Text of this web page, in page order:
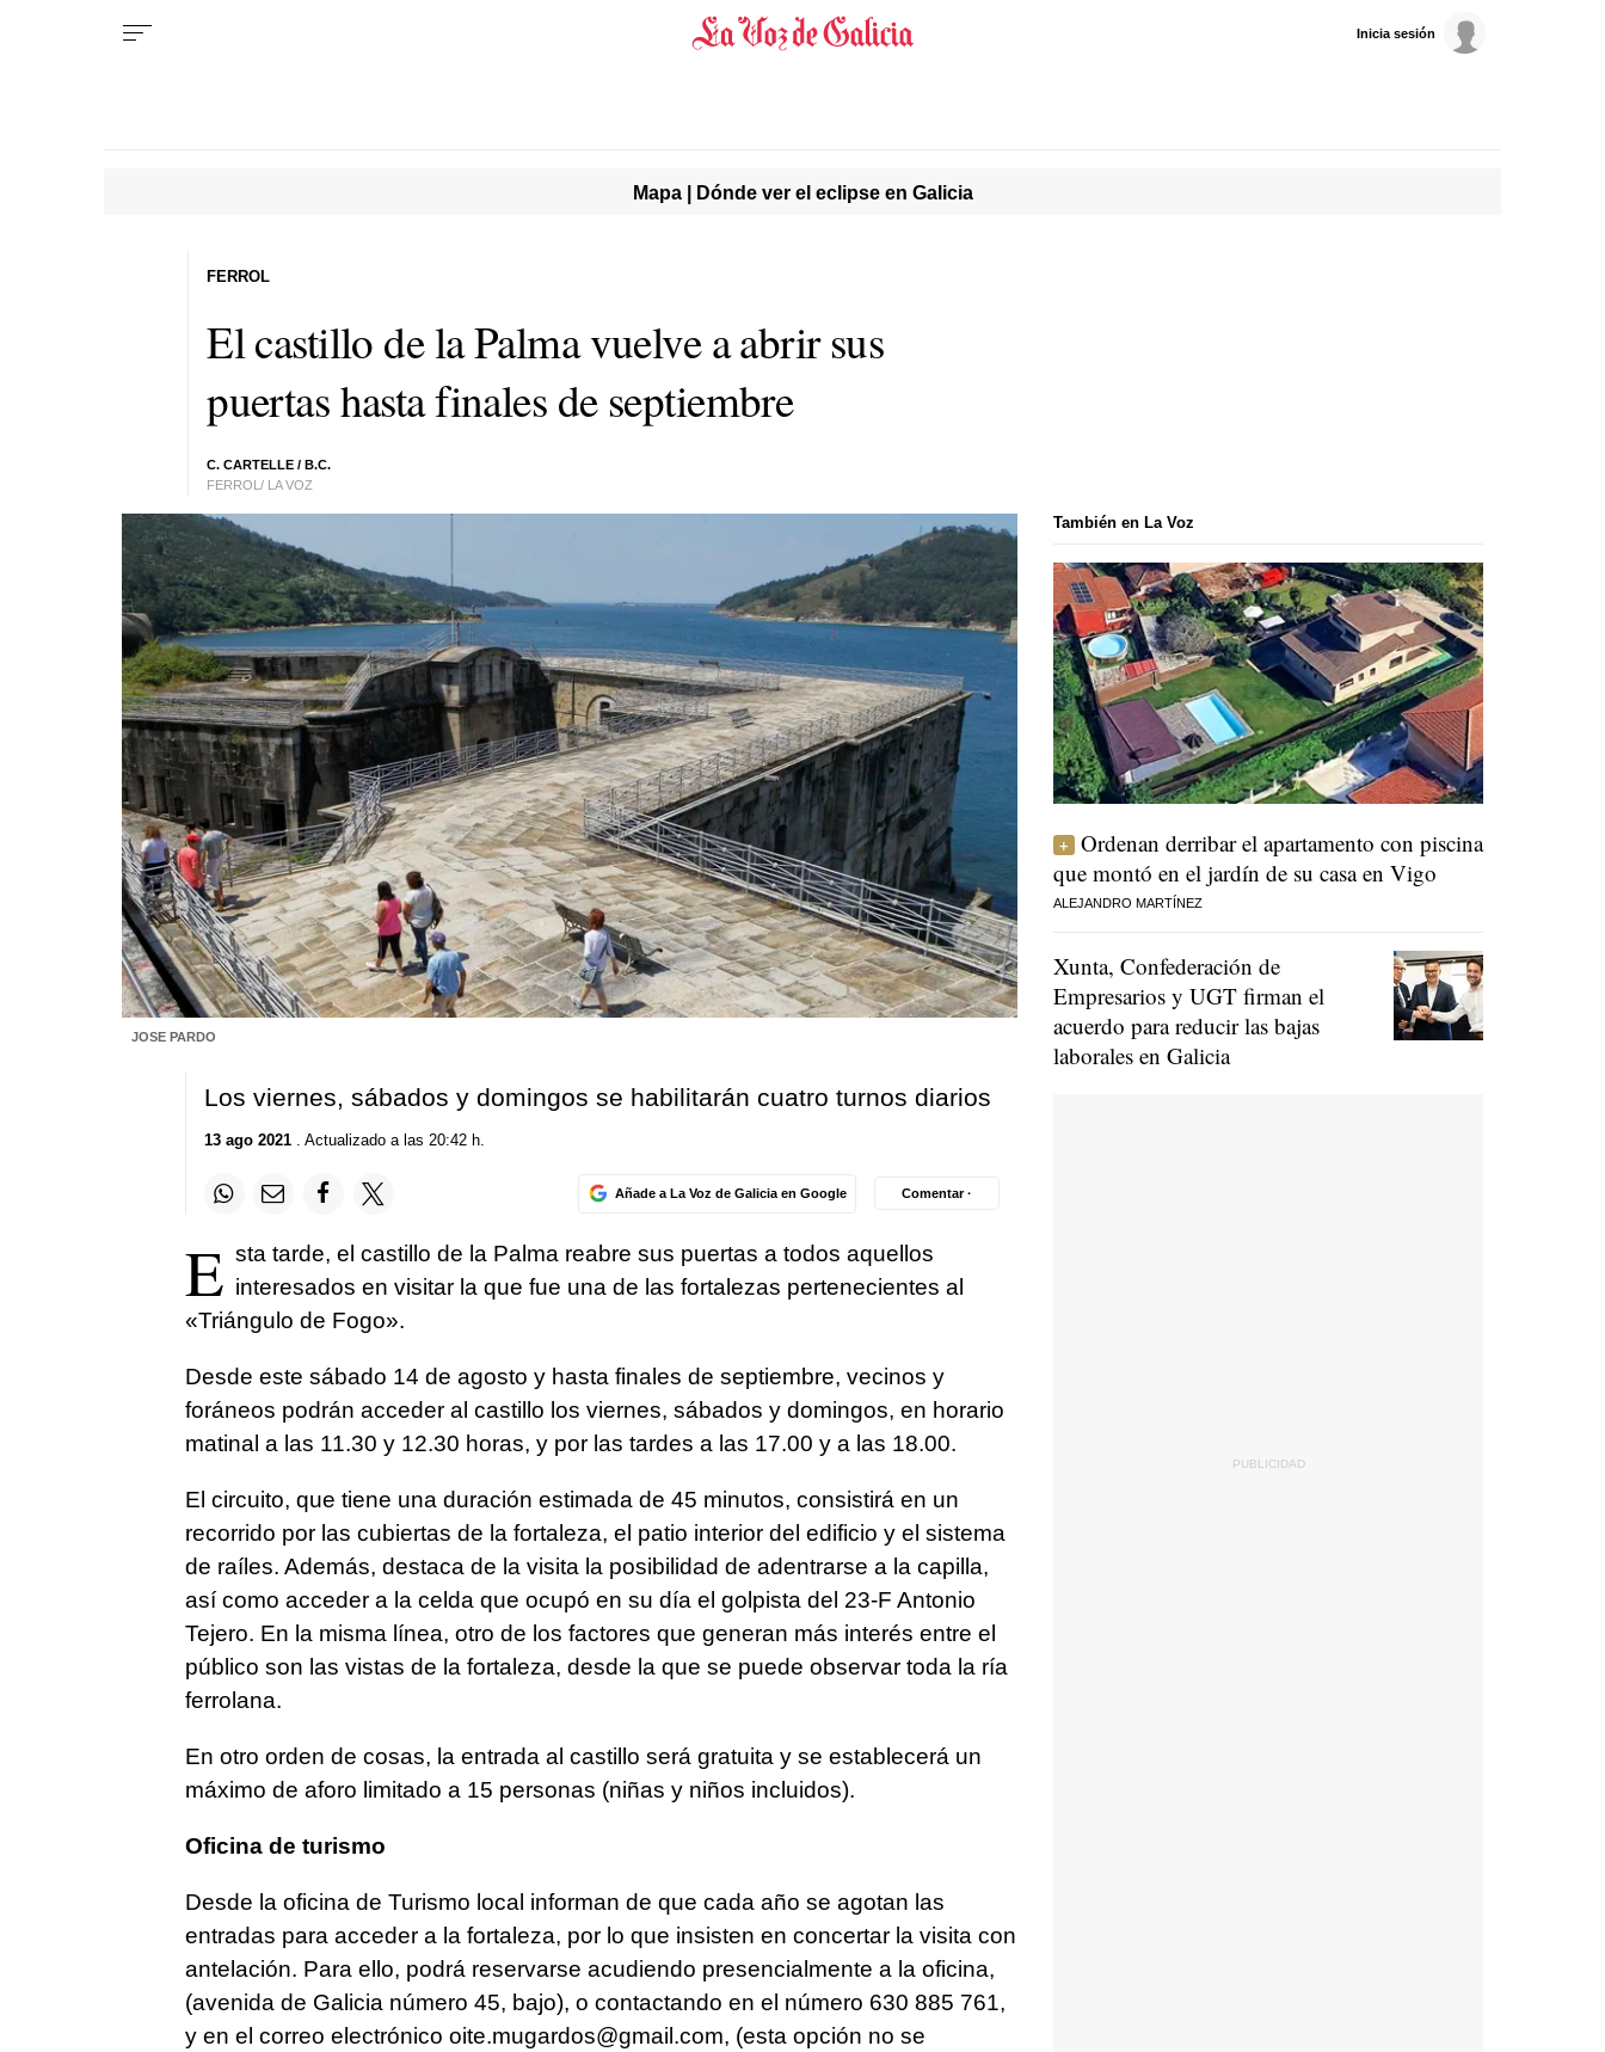
Inicia sesión
Mapa | Dónde ver el eclipse en Galicia
El castillo de la Palma vuelve a abrir sus
puertas hasta finales de septiembre
C. CARTELLE / B.C.
FERROL/ LA VOZ
FERROL
JOSE PARDO
Los viernes, sábados y domingos se habilitarán cuatro turnos diarios
13 ago 2021. Actualizado a las 20:42 h.
Añade a La Voz de Galicia en Google Comentar ·
E sta tarde, el castillo de la Palma reabre sus puertas a todos aquellos
interesados en visitar la que fue una de las fortalezas pertenecientes al
«Triángulo de Fogo».
Desde este sábado 14 de agosto y hasta finales de septiembre, vecinos y
foráneos podrán acceder al castillo los viernes, sábados y domingos, en horario
matinal a las 11.30 y 12.30 horas, y por las tardes a las 17.00 y a las 18.00.
El circuito, que tiene una duración estimada de 45 minutos, consistirá en un
recorrido por las cubiertas de la fortaleza, el patio interior del edificio y el sistema
de raíles. Además, destaca de la visita la posibilidad de adentrarse a la capilla,
así como acceder a la celda que ocupó en su día el golpista del 23-F Antonio
Tejero. En la misma línea, otro de los factores que generan más interés entre el
público son las vistas de la fortaleza, desde la que se puede observar toda la ría
ferrolana.
En otro orden de cosas, la entrada al castillo será gratuita y se establecerá un
máximo de aforo limitado a 15 personas (niñas y niños incluidos).
Oficina de turismo
Desde la oficina de Turismo local informan de que cada año se agotan las
entradas para acceder a la fortaleza, por lo que insisten en concertar la visita con
antelación. Para ello, podrá reservarse acudiendo presencialmente a la oficina,
(avenida de Galicia número 45, bajo), o contactando en el número 630 885 761,
y en el correo electrónico oite.mugardos@gmail.com, (esta opción no se
También en La Voz
Ordenan derribar el apartamento con piscina
que montó en el jardín de su casa en Vigo
ALEJANDRO MARTÍNEZ
Xunta, Confederación de
Empresarios y UGT firman el
acuerdo para reducir las bajas
laborales en Galicia